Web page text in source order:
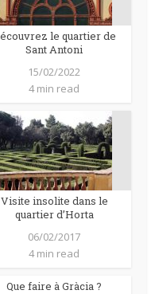
le quartier de
Sant Antoni
15/02/2022
4 min read
Visite insolite dans le
quartier d’Horta
06/02/2017
4 min read
Que faire à Gràcia ?